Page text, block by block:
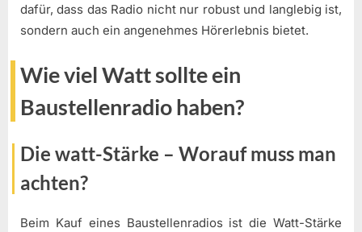
dafür, dass das Radio nicht nur robust und langlebig ist,
sondern auch ein angenehmes Hörerlebnis bietet.
Wie viel Watt sollte ein
Baustellenradio haben?
Die watt-Stärke – Worauf muss man
achten?
Beim Kauf eines Baustellenradios ist die Watt-Stärke